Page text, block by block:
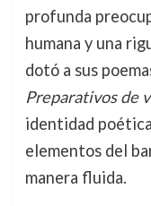
profunda
humana y una
dotó a sus
Preparativos de
identidad
elementos del
manera fluida.